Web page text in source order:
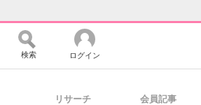
検索 ログイン
リサーチ 会員記事